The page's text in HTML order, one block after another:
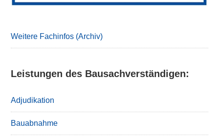
Weitere Fachinfos (Archiv)
Leistungen des Bausachverständigen:
Adjudikation
Bauabnahme